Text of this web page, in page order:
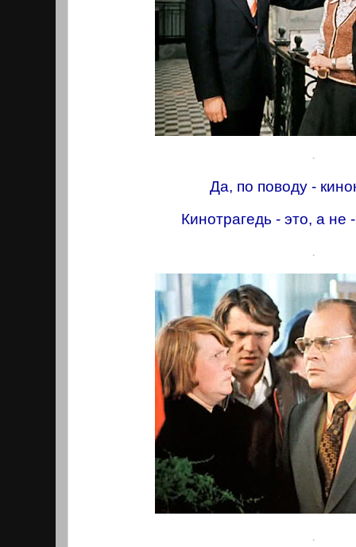
.
Да, по поводу -
Кинотрагедь - это, а не
.
.